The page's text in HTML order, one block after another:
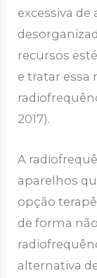
excessiva
recursos
e tratar essa
2017).
A
aparelhos
opção
de forma não
alternativa